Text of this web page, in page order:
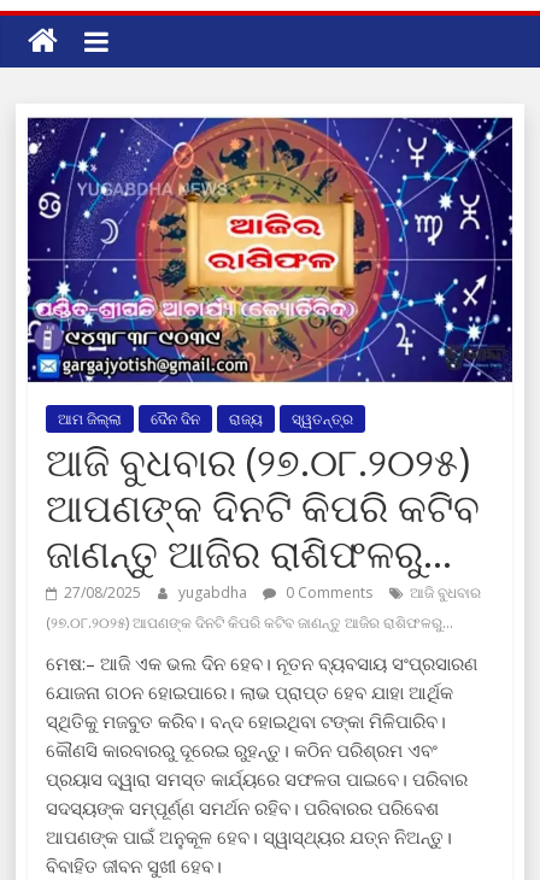
ଆମ ଜିଲ୍ଲା ଦୈନ ଦିନ ରାଜ୍ୟ ସ୍ୱତନ୍ତ୍ର
ଆଜି ବୁଧବାର (୨୭.୦୮.୨୦୨୫)
ଆପଣଙ୍କ ଦିନଟି କିପରି କଟିବ
ଜାଣନ୍ତୁ ଆଜିର ରାଶିଫଳରୁ…
27/08/2025 yugabdha 0 Comments
ଆଜି ବୁଧବାର
(୨୭.୦୮.୨୦୨୫) ଆପଣଙ୍କ ଦିନଟି କିପରି କଟିବ ଜାଣନ୍ତୁ ଆଜିର ରାଶିଫଳରୁ…
ମେଷ:– ଆଜି ଏକ ଭଲ ଦିନ ହେବ। ନୂତନ ବ୍ୟବସାୟ ସଂପ୍ରସାରଣ
ଯୋଜନା ଗଠନ ହୋଇପାରେ। ଲାଭ ପ୍ରାପ୍ତ ହେବ ଯାହା ଆର୍ଥିକ
ସ୍ଥିତିକୁ ମଜବୁତ କରିବ। ବନ୍ଦ ହୋଇଥିବା ଟଙ୍କା ମିଳିପାରିବ।
କୌଣସି କାରବାରରୁ ଦୂରେଇ ରୁହନ୍ତୁ। କଠିନ ପରିଶ୍ରମ ଏବଂ
ପ୍ରୟାସ ଦ୍ୱାରା ସମସ୍ତ କାର୍ଯ୍ୟରେ ସଫଳତା ପାଇବେ। ପରିବାର
ସଦସ୍ୟଙ୍କ ସମ୍ପୂର୍ଣ୍ଣ ସମର୍ଥନ ରହିବ। ପରିବାରର ପରିବେଶ
ଆପଣଙ୍କ ପାଇଁ ଅନୁକୂଳ ହେବ। ସ୍ୱାସ୍ଥ୍ୟର ଯତ୍ନ ନିଅନ୍ତୁ।
ବିବାହିତ ଜୀବନ ସୁଖୀ ହେବ।